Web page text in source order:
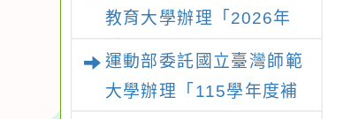
教育大學辦理「2026年
運動部委託國立臺灣師範
大學辦理「115學年度補